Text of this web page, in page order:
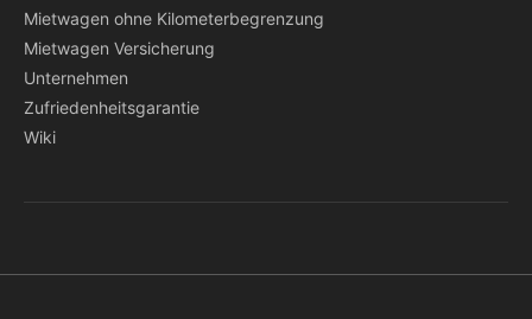
Mietwagen ohne Kilometerbegrenzung
Mietwagen Versicherung
Unternehmen
Zufriedenheitsgarantie
Wiki